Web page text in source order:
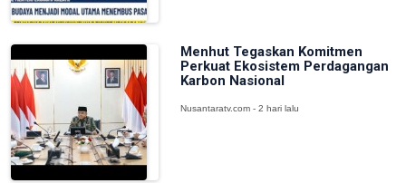
Menhut Tegaskan Komitmen
Perkuat Ekosistem Perdagangan
Karbon Nasional
Nusantaratv.com - 2 hari lalu